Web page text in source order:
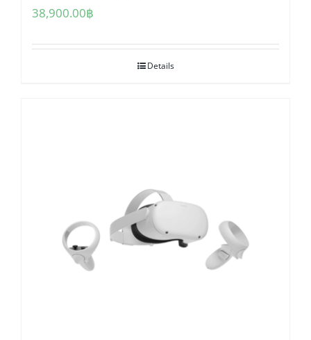
38,900.00฿
Details